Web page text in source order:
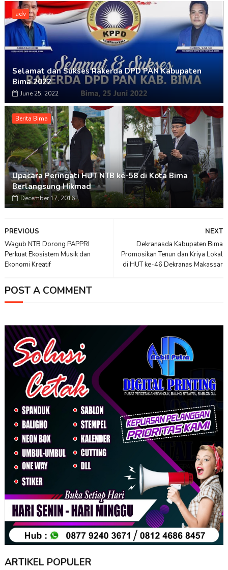
adv
Selamat dan Sukses Rakerda DPD PAN Kabupaten
Bima 2022
June 25, 2022
Berita Bima
Upacara Peringati HUT NTB ke-58 di Kota Bima
Berlangsung Hikmad
December 17, 2016
NEXT
Dekranasda Kabupaten Bima
Promosikan Tenun dan Kriya Lokal
di HUT ke-46 Dekranas Makassar
PREVIOUS
Wagub NTB Dorong PAPPRI
Perkuat Ekosistem Musik dan
Ekonomi Kreatif
POST A COMMENT
ARTIKEL POPULER